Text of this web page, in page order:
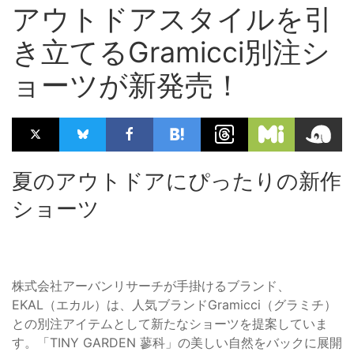
アウトドアスタイルを引
き立てるGramicci別注シ
ョーツが新発売！
夏のアウトドアにぴったりの新作
ショーツ
株式会社アーバンリサーチが手掛けるブランド、
EKAL（エカル）は、人気ブランドGramicci（グラミチ）
との別注アイテムとして新たなショーツを提案していま
す。「TINY GARDEN 蓼科」の美しい自然をバックに展開